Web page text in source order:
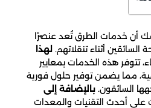
أن خدمات الطرق تُعد عنصرًا
أثناء تنقلاتهم. لهذا
تتوفر هذه الخدمات بمعايير
مما يضمن توفير حلول فورية
السائقون. بالإضافة إلى
على أحدث التقنيات والمعدات